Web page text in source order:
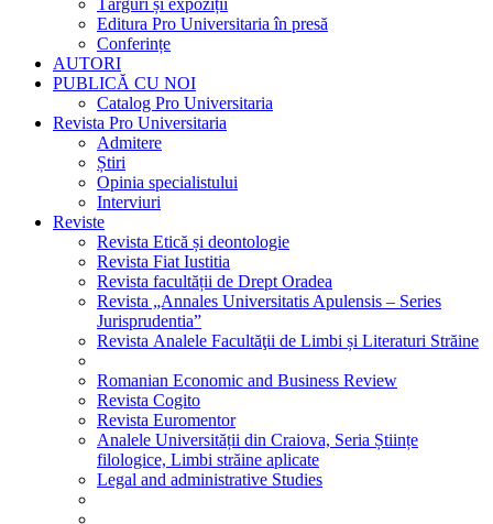
Târguri și expoziții
Editura Pro Universitaria în presă
Conferințe
AUTORI
PUBLICĂ CU NOI
Catalog Pro Universitaria
Revista Pro Universitaria
Admitere
Știri
Opinia specialistului
Interviuri
Reviste
Revista Etică și deontologie
Revista Fiat Iustitia
Revista facultății de Drept Oradea
Revista „Annales Universitatis Apulensis – Series
Jurisprudentia”
Revista Analele Facultăţii de Limbi și Literaturi Străine
Romanian Economic and Business Review
Revista Cogito
Revista Euromentor
Analele Universității din Craiova, Seria Științe
filologice, Limbi străine aplicate
Legal and administrative Studies